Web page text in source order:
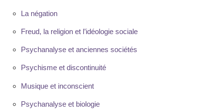
La négation
Freud, la religion et l’idéologie sociale
Psychanalyse et anciennes sociétés
Psychisme et discontinuité
Musique et inconscient
Psychanalyse et biologie